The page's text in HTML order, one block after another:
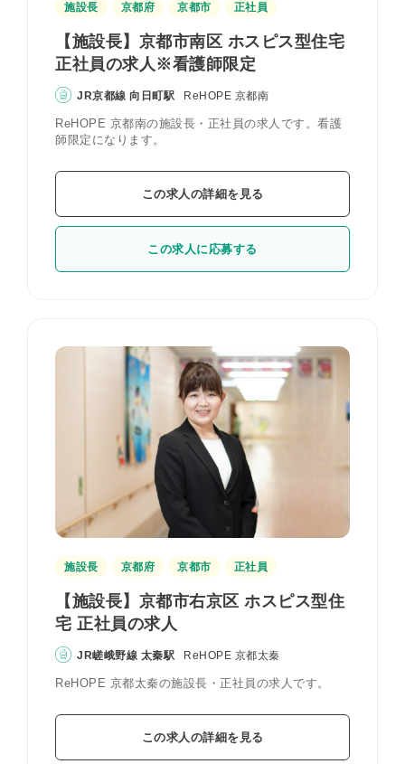
施設長 京都府 京都市 正社員
【施設長】京都市南区 ホスピス型住宅
正社員の求人※看護師限定
JR京都線 向日町駅 ReHOPE 京都南
ReHOPE 京都南の施設長・正社員の求人です。看護
師限定になります。
この求人の詳細を見る
この求人に応募する
施設長 京都府 京都市 正社員
【施設長】京都市右京区 ホスピス型住
宅 正社員の求人
JR嵯峨野線 太秦駅 ReHOPE 京都太秦
ReHOPE 京都太秦の施設長・正社員の求人です。
この求人の詳細を見る